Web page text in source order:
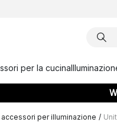
per la cucina
accessori per illuminazione /